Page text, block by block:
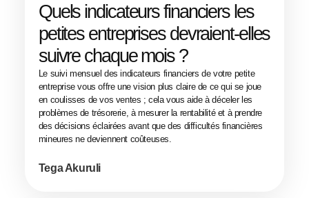
Quels indicateurs financiers les
petites entreprises devraient-elles
suivre chaque mois ?
Le suivi mensuel des indicateurs financiers de votre petite
entreprise vous offre une vision plus claire de ce qui se joue
en coulisses de vos ventes ; cela vous aide à déceler les
problèmes de trésorerie, à mesurer la rentabilité et à prendre
des décisions éclairées avant que des difficultés financières
mineures ne deviennent coûteuses.
Tega Akuruli